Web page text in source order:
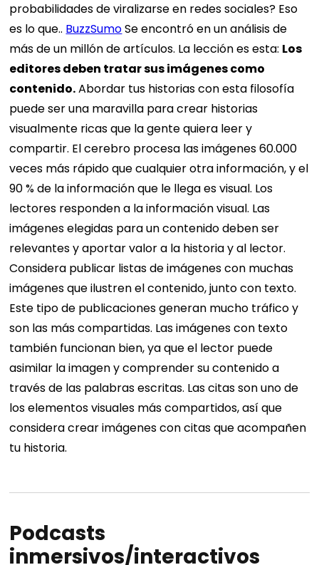
probabilidades de viralizarse en redes sociales? Eso
es lo que.. BuzzSumoSe encontró en un análisis de
más de un millón de artículos. La lección es esta: Los
editores deben tratar sus imágenes como
contenido.Abordar tus historias con esta filosofía
puede ser una maravilla para crear historias
visualmente ricas que la gente quiera leer y
compartir. El cerebro procesa las imágenes 60.000
veces más rápido que cualquier otra información, y el
90 % de la información que le llega es visual. Los
lectores responden a la información visual. Las
imágenes elegidas para un contenido deben ser
relevantes y aportar valor a la historia y al lector.
Considera publicar listas de imágenes con muchas
imágenes que ilustren el contenido, junto con texto.
Este tipo de publicaciones generan mucho tráfico y
son las más compartidas. Las imágenes con texto
también funcionan bien, ya que el lector puede
asimilar la imagen y comprender su contenido a
través de las palabras escritas. Las citas son uno de
los elementos visuales más compartidos, así que
considera crear imágenes con citas que acompañen
tu historia.
Podcasts
inmersivos/interactivos